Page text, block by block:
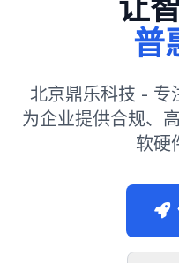
让
普
北京鼎乐科技 - 专
为企业提供合规、
软硬